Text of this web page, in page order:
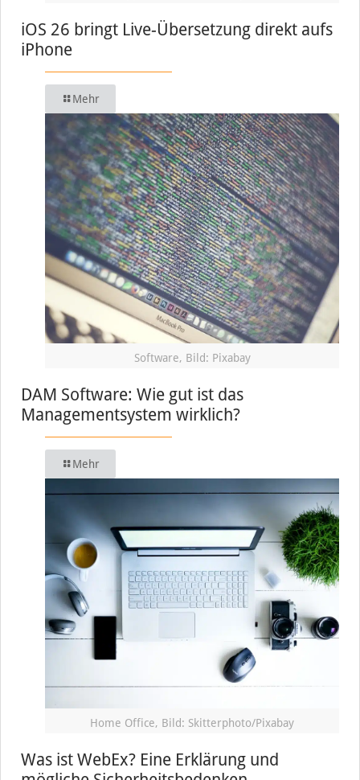
iOS 26 bringt Live-Übersetzung direkt aufs
iPhone
Mehr
Software, Bild: Pixabay
DAM Software: Wie gut ist das
Managementsystem wirklich?
Mehr
Home Office, Bild: Skitterphoto/Pixabay
Was ist WebEx? Eine Erklärung und